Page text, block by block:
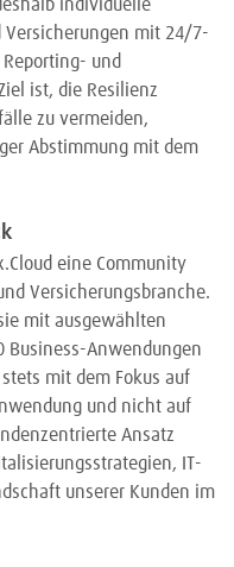
individuelle
mit 24/7-
und
ist, die Resilienz
zu vermeiden,
Abstimmung mit dem
eine Community
Versicherungsbranche.
mit ausgewählten
Business-Anwendungen
mit dem Fokus auf
und nicht auf
Ansatz
IT-
unserer Kunden im